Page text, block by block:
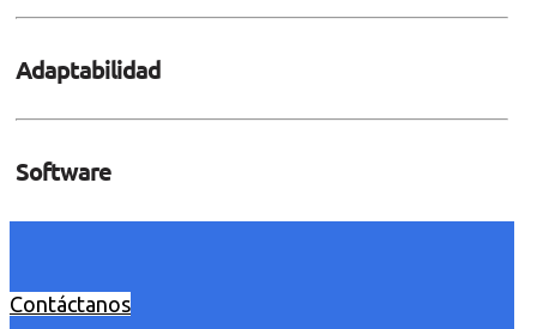
Adaptabilidad
Software
Contáctanos